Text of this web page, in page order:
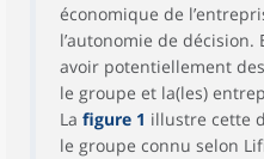
économique de
l’autonomie de
avoir potentiellement
le groupe et la(les)
La figure 1 illustre cette
le groupe connu selon